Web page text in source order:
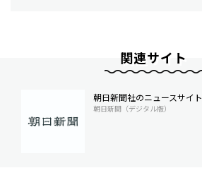
関連サイト
朝日新聞社のニュースサイト
朝日新聞（デジタル版）